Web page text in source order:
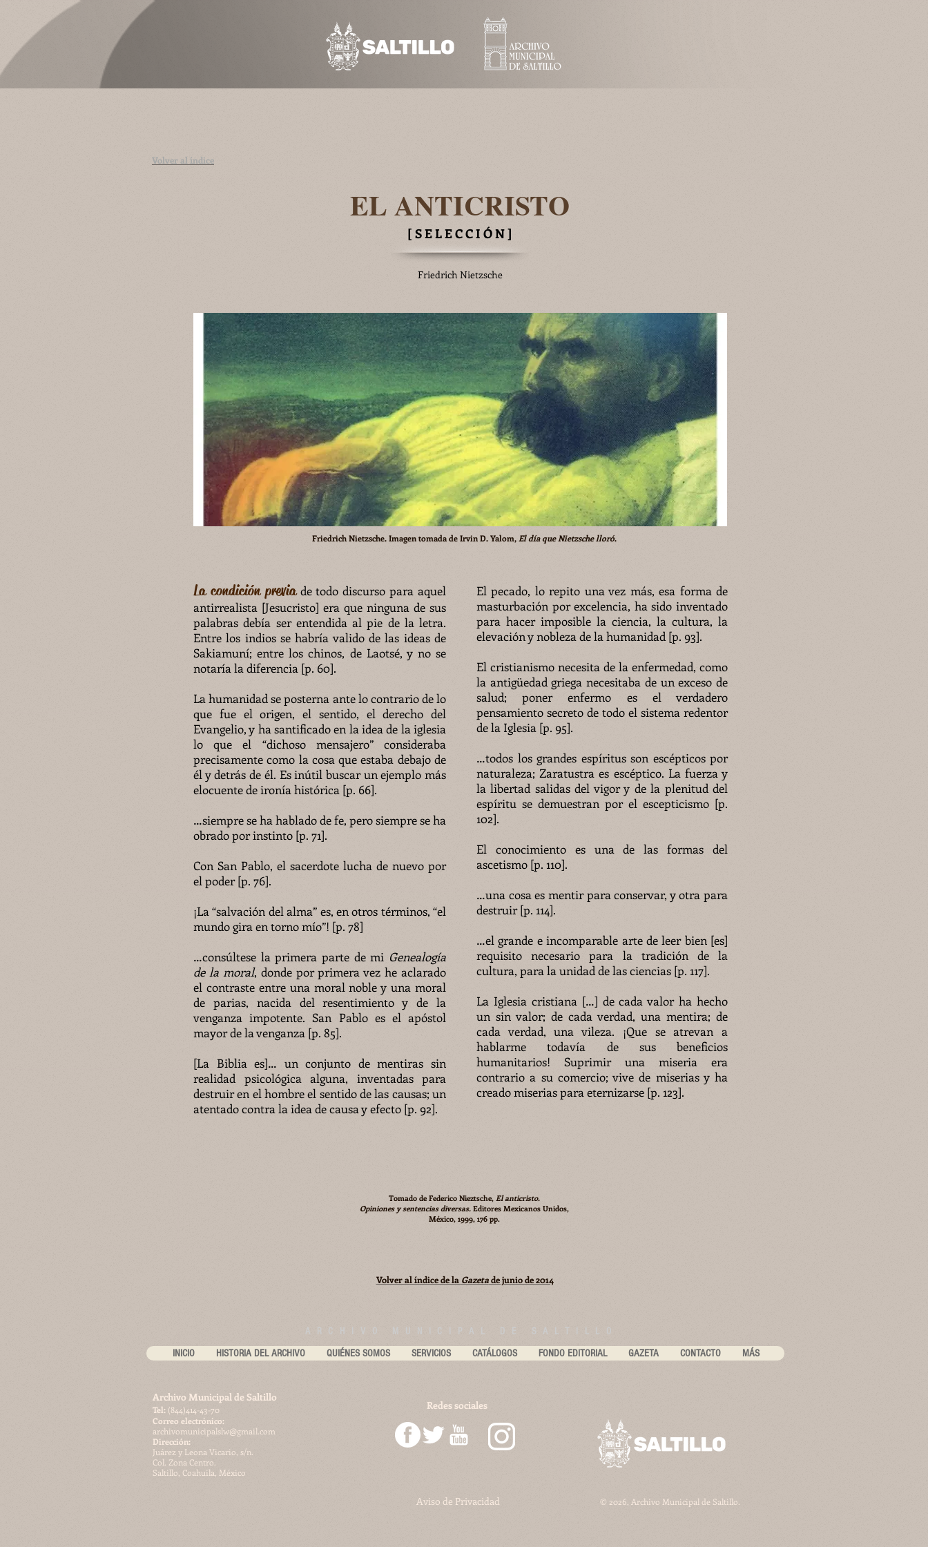
Volver al índice
EL ANTICRISTO
[ S E L E C C I Ó N ]
Friedrich Nietzsche
Friedrich Nietzsche. Imagen tomada deIrvin D. Yalom, El día que Nietzsche lloró.
La condición previade todo discurso para aquel
antirrealista [Jesucristo] era que ninguna de sus
palabras debía ser entendida al pie de la letra.
Entre los indios se habría valido de las ideas de
Sakiamuní; entre los chinos, de Laotsé, y no se
notaría la diferencia [p. 60].
La humanidad se posterna ante lo contrario de lo
que fue el origen, el sentido, el derecho del
Evangelio, y ha santificado en la idea de la iglesia
lo que el “dichoso mensajero” consideraba
precisamente como la cosa que estaba debajo de
él y detrás de él. Es inútil buscar un ejemplo más
elocuente de ironía histórica [p. 66].
…siempre se ha hablado de fe, pero siempre se ha
obrado por instinto [p. 71].
Con San Pablo, el sacerdote lucha de nuevo por
el poder [p. 76].
¡La “salvación del alma” es, en otros términos, “el
mundo gira en torno mío”! [p. 78]
…consúltese la primera parte de mi Genealogía
de la moral, donde por primera vez he aclarado
el contraste entre una moral noble y una moral
de parias, nacida del resentimiento y de la
venganza impotente. San Pablo es el apóstol
mayor de la venganza [p. 85].
[La Biblia es]… un conjunto de mentiras sin
realidad psicológica alguna, inventadas para
destruir en el hombre el sentido de las causas; un
atentado contra la idea de causa y efecto [p. 92].
El pecado, lo repito una vez más, esa forma de
masturbación por excelencia, ha sido inventado
para hacer imposible la ciencia, la cultura, la
elevación y nobleza de la humanidad [p. 93].
El cristianismo necesita de la enfermedad, como
la antigüedad griega necesitaba de un exceso de
salud; poner enfermo es el verdadero
pensamiento secreto de todo el sistema redentor
de la Iglesia [p. 95].
…todos los grandes espíritus son escépticos por
naturaleza; Zaratustra es escéptico. La fuerza y
la libertad salidas del vigor y de la plenitud del
espíritu se demuestran por el escepticismo [p.
102].
El conocimiento es una de las formas del
ascetismo [p. 110].
…una cosa es mentir para conservar, y otra para
destruir [p. 114].
…el grande e incomparable arte de leer bien [es]
requisito necesario para la tradición de la
cultura, para la unidad de las ciencias [p. 117].
La Iglesia cristiana […] de cada valor ha hecho
un sin valor; de cada verdad, una mentira; de
cada verdad, una vileza. ¡Que se atrevan a
hablarme todavía de sus beneficios
humanitarios! Suprimir una miseria era
contrario a su comercio; vive de miserias y ha
creado miserias para eternizarse [p. 123].
Tomado de Federico Nieztsche,El anticristo.
Opiniones y sentencias diversas. Editores Mexicanos Unidos,
México, 1999, 176 pp.
Volver al índice de la Gazetade junio de 2014
ARCHIVO MUNICIPAL DE SALTILLO
INICIO HISTORIA DEL ARCHIVO QUIÉNES SOMOS SERVICIOS CATÁLOGOS FONDO EDITORIAL GAZETA CONTACTO MÁS
Archivo Municipal de Saltillo
​Tel: (844)414-43-70
Correo electrónico:
archivomunicipalslw@gmail.com
Dirección:
Juárez y Leona Vicario, s/n.
Col. Zona Centro.
Saltillo, Coahuila, México
Redes sociales
Aviso de Privacidad © 2026, Archivo Municipal de Saltillo.